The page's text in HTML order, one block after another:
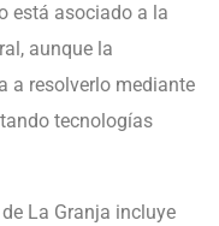
está asociado a la
aunque la
a resolverlo mediante
tecnologías
La Granja incluye